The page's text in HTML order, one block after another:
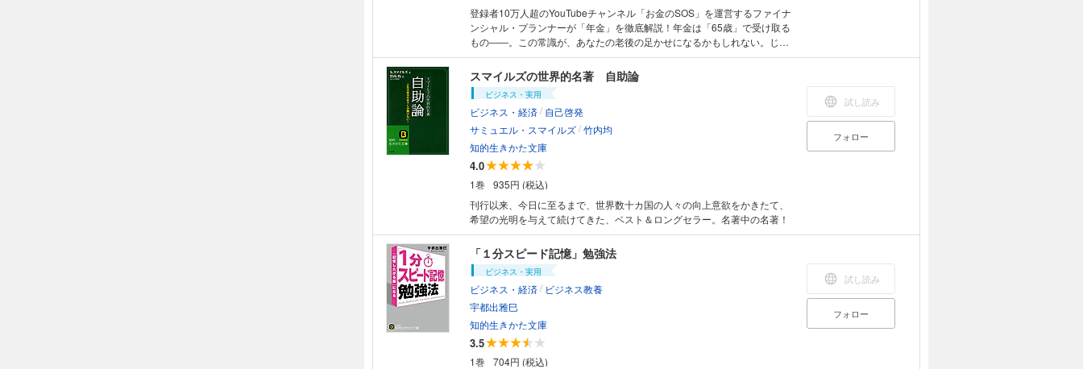
登録者10万人超のYouTubeチャンネル「お金のSOS」を運営するファイナ
ンシャル・プランナーが「年金」を徹底解説！年金は「65歳」で受け取る
もの――。この常識が、あなたの老後の足かせになるかもしれない。じつ
は年金受給年齢は、65歳が「最適解」ではありません。「繰り上げる」
か、「繰り下げる」か――。その選択ひとつで、730万円得するか、470
万円損するかの明暗が分かれるのです。本書では、著者独自の計算ツール
によって、「何歳からもらうと一番お得か」をシミュレーション。それぞ
れの最適解を提案します。他にも、年金制度の基本から、申請しないとも
らえないお金、年金を増やす方法、iDeCo・企業年金の活用法などな
ど、“得する年金知識”を厳選・紹介していきます。年金を“もらうもの”か
ら“増やすもの”へ変える一冊です！
スマイルズの世界的名著 自助論
ビジネス・実用
ビジネス・経済/ 自己啓発
サミュエル・スマイルズ/竹内均
知的生きかた文庫
4.0
1巻
935円 (税込)
刊行以来、今日に至るまで、世界数十カ国の人々の向上意欲をかきたて、
希望の光明を与えて続けてきた、ベスト＆ロングセラー。名著中の名著！
試し読み
フォロー
「１分スピード記憶」勉強法
ビジネス・実用
ビジネス・経済/ ビジネス教養
宇都出雅巳
知的生きかた文庫
3.5
1巻
704円 (税込)
試し読み
フォロー